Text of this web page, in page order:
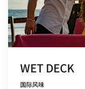
WET DECK
国际风味